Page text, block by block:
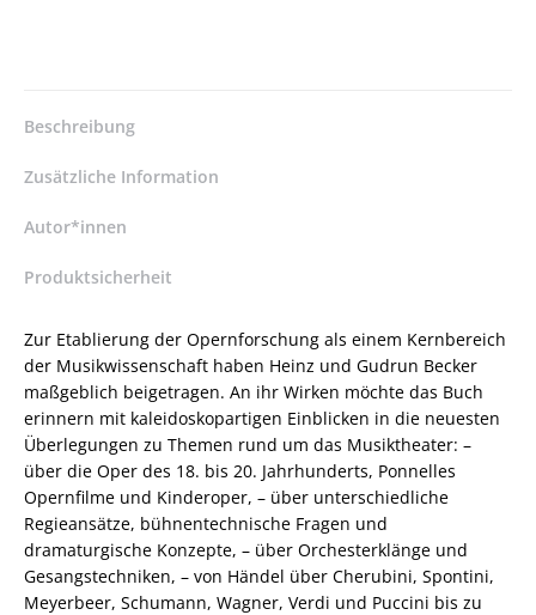
Stefanie
(Hrsg.)
ISBN
/
3-
8956-
4161-
/
978-
3-
89-
564161-
9
Menge
Beschreibung
Zusätzliche Information
Autor*innen
Produktsicherheit
Zur Etablierung der Opernforschung als einem Kernbereich
der Musikwissenschaft haben Heinz und Gudrun Becker
maßgeblich beigetragen. An ihr Wirken möchte das Buch
erinnern mit kaleidoskopartigen Einblicken in die neuesten
Überlegungen zu Themen rund um das Musiktheater: –
über die Oper des 18. bis 20. Jahrhunderts, Ponnelles
Opernfilme und Kinderoper, – über unterschiedliche
Regieansätze, bühnentechnische Fragen und
dramaturgische Konzepte, – über Orchesterklänge und
Gesangstechniken, – von Händel über Cherubini, Spontini,
Meyerbeer, Schumann, Wagner, Verdi und Puccini bis zu